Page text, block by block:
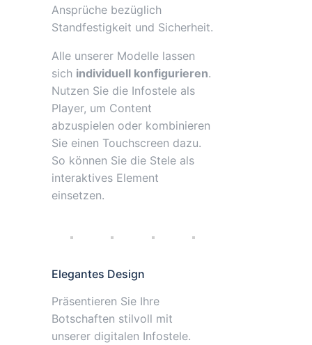
Ansprüche bezüglich
Standfestigkeit und Sicherheit.
Alle unserer Modelle lassen
sich individuell konfigurieren.
Nutzen Sie die Infostele als
Player, um Content
abzuspielen oder kombinieren
Sie einen Touchscreen dazu.
So können Sie die Stele als
interaktives Element
einsetzen.
Elegantes Design
Präsentieren Sie Ihre
Botschaften stilvoll mit
unserer digitalen Infostele.